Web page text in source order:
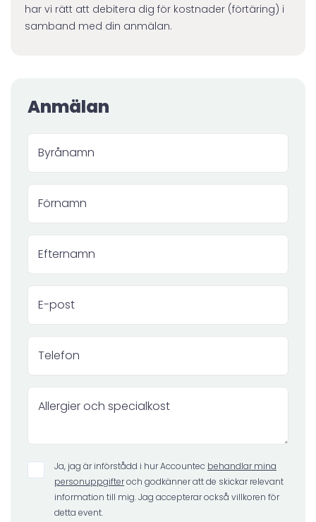
har vi rätt att debitera dig för kostnader (förtäring) i
samband med din anmälan.
Anmälan
Ja, jag är införstådd i hur Accountec behandlar mina
personuppgifteroch godkänner att de skickar relevant
information till mig. Jag accepterar också villkoren för
detta event.